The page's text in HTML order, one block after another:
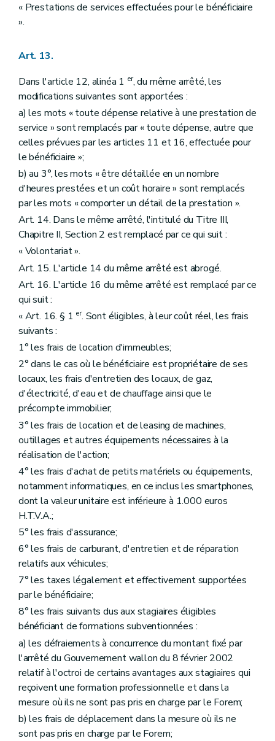
« Prestations de services effectuées pour le bénéficiaire
».
Art. 13.
Dans l'article 12, alinéa 1 er, du même arrêté, les
modifications suivantes sont apportées :
a) les mots « toute dépense relative à une prestation de
service » sont remplacés par « toute dépense, autre que
celles prévues par les articles 11 et 16, effectuée pour
le bénéficiaire »;
b) au 3°, les mots « être détaillée en un nombre
d'heures prestées et un coût horaire » sont remplacés
par les mots « comporter un détail de la prestation ».
Art. 14. Dans le même arrêté, l'intitulé du Titre III,
Chapitre II, Section 2 est remplacé par ce qui suit :
« Volontariat ».
Art. 15. L'article 14 du même arrêté est abrogé.
Art. 16. L'article 16 du même arrêté est remplacé par ce
qui suit :
« Art. 16. § 1 er. Sont éligibles, à leur coût réel, les frais
suivants :
1° les frais de location d'immeubles;
2° dans le cas où le bénéficiaire est propriétaire de ses
locaux, les frais d'entretien des locaux, de gaz,
d'électricité, d'eau et de chauffage ainsi que le
précompte immobilier;
3° les frais de location et de leasing de machines,
outillages et autres équipements nécessaires à la
réalisation de l'action;
4° les frais d'achat de petits matériels ou équipements,
notamment informatiques, en ce inclus les smartphones,
dont la valeur unitaire est inférieure à 1.000 euros
H.T.V.A.;
5° les frais d'assurance;
6° les frais de carburant, d'entretien et de réparation
relatifs aux véhicules;
7° les taxes légalement et effectivement supportées
par le bénéficiaire;
8° les frais suivants dus aux stagiaires éligibles
bénéficiant de formations subventionnées :
a) les défraiements à concurrence du montant fixé par
l'arrêté du Gouvernement wallon du 8 février 2002
relatif à l'octroi de certains avantages aux stagiaires qui
reçoivent une formation professionnelle et dans la
mesure où ils ne sont pas pris en charge par le Forem;
b) les frais de déplacement dans la mesure où ils ne
sont pas pris en charge par le Forem;